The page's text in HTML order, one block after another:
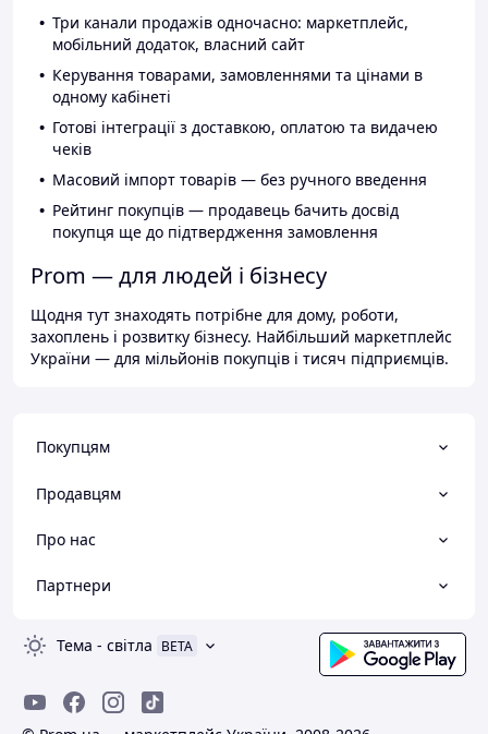
Три канали продажів одночасно: маркетплейс,
мобільний додаток, власний сайт
Керування товарами, замовленнями та цінами в
одному кабінеті
Готові інтеграції з доставкою, оплатою та видачею
чеків
Масовий імпорт товарів — без ручного введення
Рейтинг покупців — продавець бачить досвід
покупця ще до підтвердження замовлення
Prom — для людей і бізнесу
Щодня тут знаходять потрібне для дому, роботи,
захоплень і розвитку бізнесу. Найбільший маркетплейс
України — для мільйонів покупців і тисяч підприємців.
Покупцям
Продавцям
Про нас
Партнери
Тема - світла BETA